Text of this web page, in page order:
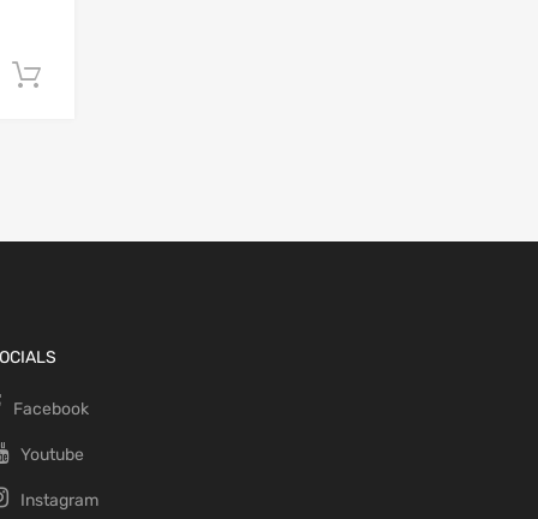
Facebook
Youtube
Instagram